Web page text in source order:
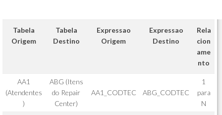
Tabela
Origem
Tabela
Destino
Expressao
Origem
Expressao
Destino
Rela
cion
ame
nto
AA1
(Atendentes
)
ABG (Itens
do Repair
Center)
AA1_CODTEC ABG_CODTEC
1
para
N